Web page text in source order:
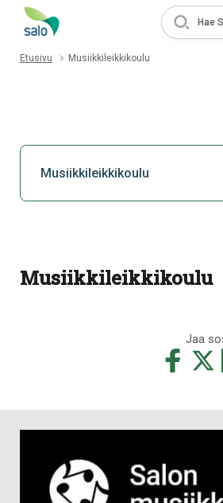
Hae
Etusivu Musiikkileikkikoulu
Musiikkileikkikoulu
Musiikkileikkikoulu
Jaa
Jaa
Jaa